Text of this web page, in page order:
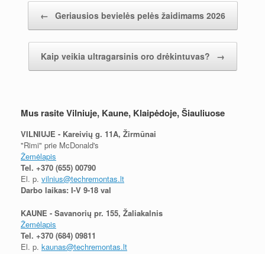
← Geriausios bevielės pelės žaidimams 2026
Kaip veikia ultragarsinis oro drėkintuvas? →
Mus rasite Vilniuje, Kaune, Klaipėdoje, Šiauliuose
VILNIUJE - Kareivių g. 11A, Žirmūnai
"Rimi" prie McDonald's
Žemėlapis
Tel. +370 (655) 00790
El. p. vilnius@techremontas.lt
Darbo laikas: I-V 9-18 val
KAUNE - Savanorių pr. 155, Žaliakalnis
Žemėlapis
Tel. +370 (684) 09811
El. p. kaunas@techremontas.lt